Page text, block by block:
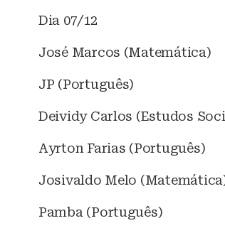
Dia 07/12
José Marcos (Matemática)
JP (Português)
Deividy Carlos (Estudos
Ayrton Farias (Português)
Josivaldo Melo
Pamba (Português)